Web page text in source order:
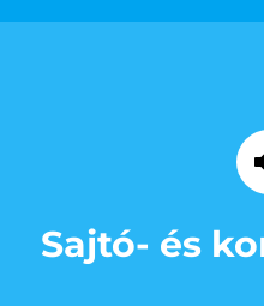
Sajtó- és